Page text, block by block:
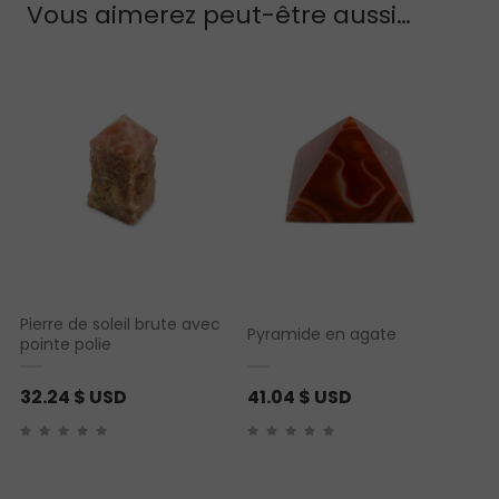
Vous aimerez peut-être aussi…
Pierre de soleil brute avec
pointe polie
32.24 $ USD
Pyramide en agate
41.04 $ USD